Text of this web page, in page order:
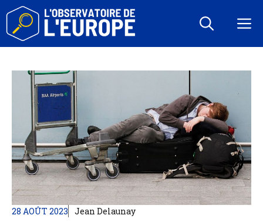
Aller
contenu
28 AOÛT 2023 Jean Delaunay